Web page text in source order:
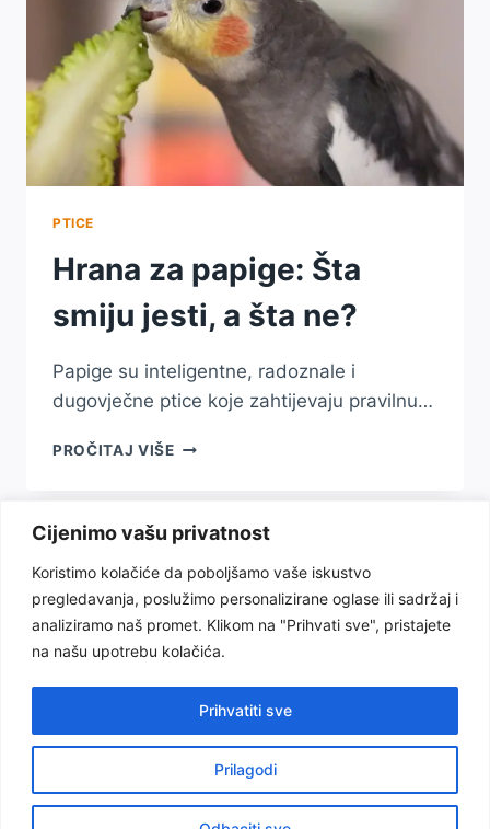
Cijenimo vašu privatnost
Koristimo kolačiće da poboljšamo vaše iskustvo
pregledavanja, poslužimo personalizirane oglase ili sadržaj i
analiziramo naš promet. Klikom na "Prihvati sve", pristajete
na našu upotrebu kolačića.
Prilagodi
Prihvatiti sve
JE
ČUVATI?
PTICE
Hrana za papige: Šta
smiju jesti, a šta ne?
Papige su inteligentne, radoznale i
dugovječne ptice koje zahtijevaju pravilnu…
PROČITAJ VIŠE HRANA
SMIJU
A
ŠTA
NE?
Uslovi korištenja
Politika privatnosti
O nama
Odricanje od odgovornosti
© 2026 Kućni ljubimci